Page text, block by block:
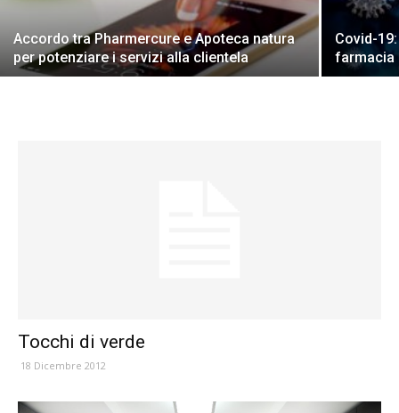
Accordo tra Pharmercure e Apoteca natura
per potenziare i servizi alla clientela
Covid-
farmacia
Tocchi di verde
18 Dicembre 2012